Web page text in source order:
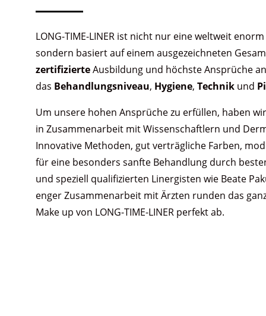
LONG-TIME-LINER ist nicht nur eine weltweit
sondern basiert auf einem ausgezeichneten
zertifizierte Ausbildung und höchste Ansprüche
das Behandlungsniveau, Hygiene, Technik und
Um unsere hohen Ansprüche zu erfüllen, haben
in Zusammenarbeit mit Wissenschaftlern und
Innovative Methoden, gut verträgliche Farben,
für eine besonders sanfte Behandlung durch
und speziell qualifizierten Linergisten wie Beate
enger Zusammenarbeit mit Ärzten runden das
Make up von LONG-TIME-LINER perfekt ab.